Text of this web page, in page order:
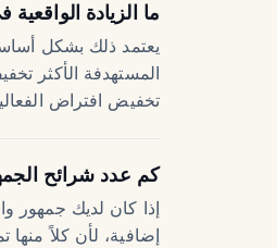
ما الزيادة
يعتمد ذلك بشكل
المستهدفة الأكثر
تخفيض افتراض
كم عدد شرائح
إذا كان لديك جمهور
إضافية، لأن كلاً